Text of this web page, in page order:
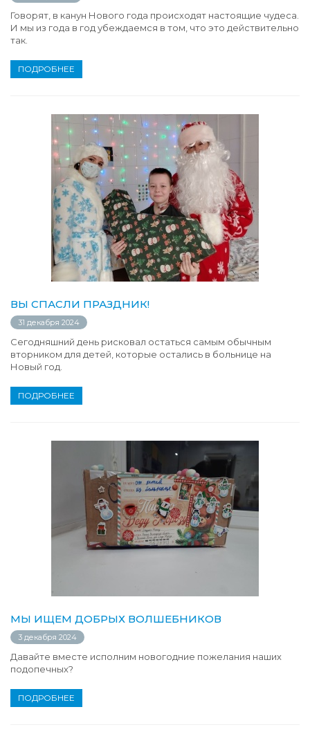
Говорят, в канун Нового года происходят настоящие чудеса.
И мы из года в год убеждаемся в том, что это действительно
так.
ПОДРОБНЕЕ
ВЫ СПАСЛИ ПРАЗДНИК!
31 декабря 2024
Сегодняшний день рисковал остаться самым обычным
вторником для детей, которые остались в больнице на
Новый год.
ПОДРОБНЕЕ
МЫ ИЩЕМ ДОБРЫХ ВОЛШЕБНИКОВ
3 декабря 2024
Давайте вместе исполним новогодние пожелания наших
подопечных?
ПОДРОБНЕЕ